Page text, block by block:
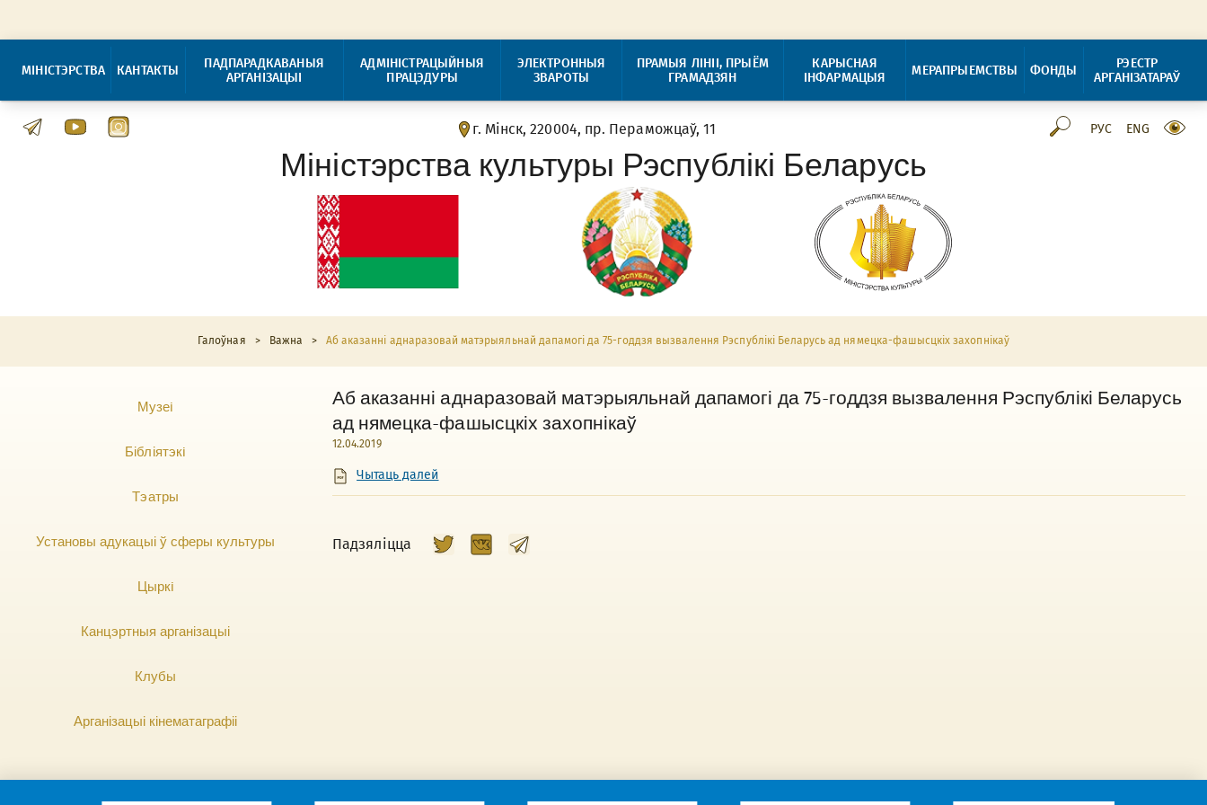
МІНІСТЭРСТВА КАНТАКТЫ
ПАДПАРАДКАВАНЫЯ
АРГАНІЗАЦЫІ
АДМІНІСТРАЦЫЙНЫЯ
ПРАЦЭДУРЫ
ЭЛЕКТРОННЫЯ
ЗВАРОТЫ
ПРАМЫЯ ЛІНІІ, ПРЫЁМ
ГРАМАДЗЯН
КАРЫСНАЯ
ІНФАРМАЦЫЯ
МЕРАПРЫЕМСТВЫ ФОНДЫ
РЭЕСТР
АРГАНІЗАТАРАЎ
г. Мінск, 220004, пр. Пераможцаў, 11 РУС ENG
Міністэрства культуры Рэспублікі Беларусь
Галоўная > Важна > Аб аказанні аднаразовай матэрыяльнай дапамогі да 75-годдзя вызвалення Рэспублікі Беларусь ад нямецка-фашысцкіх захопнікаў
Музеi
Бібліятэкi
Тэатры
Установы адукацыі ў сферы культуры
Цыркi
Канцэртныя арганізацыі
Клубы
Арганізацыі кінематаграфіі
Аб аказанні аднаразовай матэрыяльнай дапамогі да 75-годдзя вызвалення Рэспублікі Беларусь
ад нямецка-фашысцкіх захопнікаў
12.04.2019
Чытаць далей
Падзяліцца